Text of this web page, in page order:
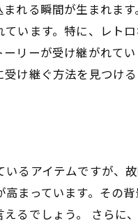
れる瞬間が生まれま
います。特に、レト
リーが受け継がれて
け継ぐ方法を見つけ
るアイテムですが、
まっています。その
るでしょう。 さらに